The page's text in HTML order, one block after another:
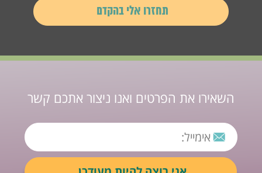
השאירו את הפרטים ואנו ניצור אתכם קשר